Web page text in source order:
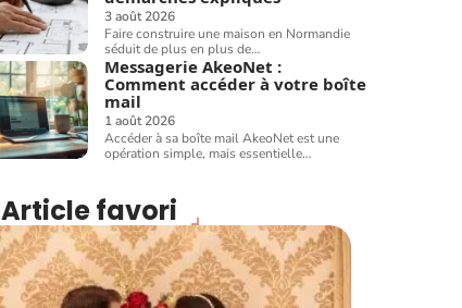
3 août 2026
Faire construire une maison en Normandie
séduit de plus en plus de…
Messagerie AkeoNet :
Comment accéder à votre boîte
mail
1 août 2026
Accéder à sa boîte mail AkeoNet est une
opération simple, mais essentielle…
Article favori